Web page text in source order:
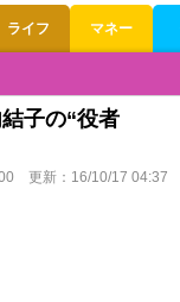
ライフ マネー
子の“役者
更新： 16/10/17 04:37